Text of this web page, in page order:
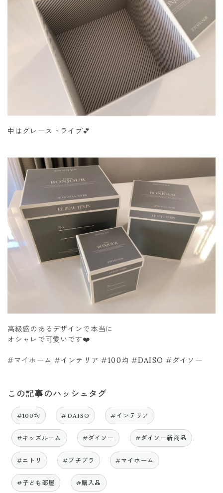
中はグレーストライプ💕
高級感のあるデザインで本当に
オシャレで可愛いです❤️
#マイホーム #インテリア #100均 #DAISO #ダイソー
この記事のハッシュタグ
#100均 #DAISO #インテリア
#キッズルーム #ダイソー #ダイソー新商品
#ニトリ #プチプラ #マイホーム
#子ども部屋 #購入品